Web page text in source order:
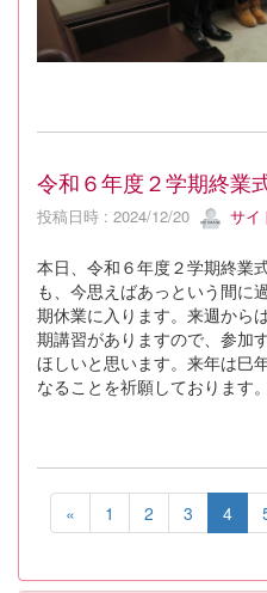
令和６年度２学期終業
投稿日時 : 2024/12/20 サイ
本日、令和６年度２学期終業
も、今思えばあっという間に
期休業に入ります。来週から
期講習がありますので、参加
ほしいと思います。来年は巳
なることを祈願しております。
« 1 2 3 4